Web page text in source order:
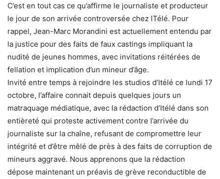
C’est en tout cas ce qu’affirme le journaliste et producteur
le jour de son arrivée controversée chez ITélé. Pour
rappel, Jean-Marc Morandini est actuellement entendu par
la justice pour des faits de faux castings impliquant la
nudité de jeunes hommes, avec invitations réitérées de
fellation et implication d’un mineur d’âge.
Invité entre temps à rejoindre les studios d’Itélé ce lundi 17
octobre, l’affaire connait depuis quelques jours un
matraquage médiatique, avec la rédaction d’Itélé dans son
entièreté qui proteste activement contre l’arrivée du
journaliste sur la chaîne, refusant de compromettre leur
intégrité et d’être mêlé de près à des faits de corruption de
mineurs aggravé. Nous apprenons que la rédaction
dépose maintenant un préavis de grève reconductible de